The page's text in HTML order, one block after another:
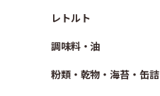
レトルト
調味料・油
粉類・乾物・海苔・缶詰